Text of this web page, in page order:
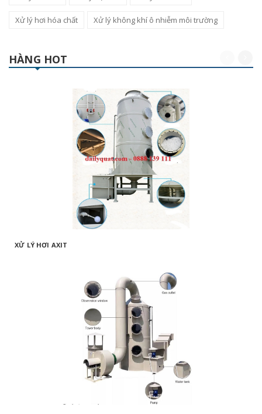
Xử lý hơi hóa chất Xử lý không khí ô nhiễm môi trường
HÀNG HOT
XỬ LÝ HƠI AXIT